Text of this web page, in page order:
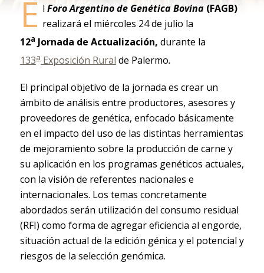
E l Foro Argentino de Genética Bovina(FAGB)
realizará el miércoles 24 de julio la
12a Jornada de Actualización, durante la
133aExposición Rural de Palermo.
El principal objetivo de la jornada es crear un
ámbito de análisis entre productores, asesores y
proveedores de genética, enfocado básicamente
en el impacto del uso de las distintas herramientas
de mejoramiento sobre la producción de carne y
su aplicación en los programas genéticos actuales,
con la visión de referentes nacionales e
internacionales. Los temas concretamente
abordados serán utilización del consumo residual
(RFI) como forma de agregar eficiencia al engorde,
situación actual de la edición génica y el potencial y
riesgos de la selección genómica.